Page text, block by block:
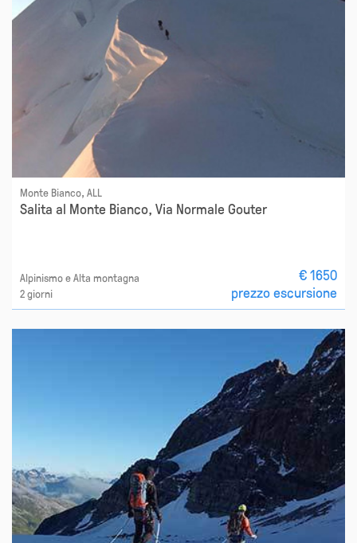
Monte Bianco, ALL
Salita al Monte Bianco, Via Normale Gouter
Alpinismo e Alta montagna
2 giorni
€ 1650
prezzo escursione